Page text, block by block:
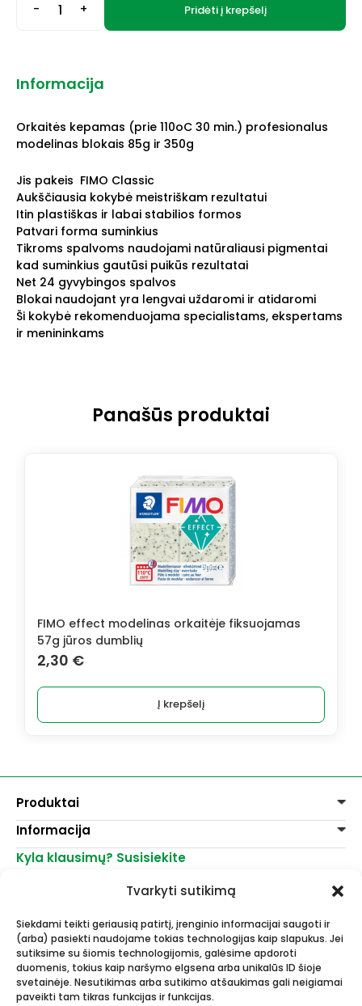
Tvarkyti sutikimą
Siekdami teikti geriausią patirtį, įrenginio informacijai saugoti ir
(arba) pasiekti naudojame tokias technologijas kaip slapukus. Jei
sutiksime su šiomis technologijomis, galėsime apdoroti
duomenis, tokius kaip naršymo elgsena arba unikalūs ID šioje
svetainėje. Nesutikimas arba sutikimo atšaukimas gali neigiamai
paveikti tam tikras funkcijas ir funkcijas.
- + Pridėti į krepšelį
Informacija
Orkaitės kepamas (prie 110oC 30 min.) profesionalus
modelinas blokais 85g ir 350g
Jis pakeis FIMO Classic
Aukščiausia kokybė meistriškam rezultatui
Itin plastiškas ir labai stabilios formos
Patvari forma suminkius
Tikroms spalvoms naudojami natūraliausi pigmentai
kad suminkius gautūsi puikūs rezultatai
Net 24 gyvybingos spalvos
Blokai naudojant yra lengvai uždaromi ir atidaromi
Ši kokybė rekomenduojama specialistams, ekspertams
ir menininkams
Panašūs produktai
FIMO effect modelinas orkaitėje fiksuojamas
57g jūros dumblių
2,30 €
Į krepšelį
Produktai
Dažai
Dekoravimui
Lakai, skiedikliai
Akvarelinis popierius
Molbertai
Keramikams ir skulptoriams
FIMO modelinas
Drobės, porėmiai
Mokyklinės ir biuro prekės
Informacija
Pirkimo taisyklės
Parduotuvės
Kyla klausimų? Susisiekite
info@menomuza.lt
Dailės, dailininkų reikmenys -
didmeninė ir mažmeninė prekyba.